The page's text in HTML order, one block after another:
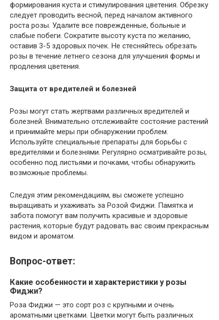
формирования куста и стимулирования цветения. Обрезку
следует проводить весной, перед началом активного
роста розы. Удалите все поврежденные, больные и
слабые побеги. Сократите высоту куста по желанию,
оставив 3-5 здоровых почек. Не стесняйтесь обрезать
розы в течение летнего сезона для улучшения формы и
продления цветения.
Защита от вредителей и болезней
Розы могут стать жертвами различных вредителей и
болезней. Внимательно отслеживайте состояние растений
и принимайте меры при обнаружении проблем.
Используйте специальные препараты для борьбы с
вредителями и болезнями. Регулярно осматривайте розы,
особенно под листьями и почками, чтобы обнаружить
возможные проблемы.
Следуя этим рекомендациям, вы сможете успешно
выращивать и ухаживать за Розой Фиджи. Памятка и
забота помогут вам получить красивые и здоровые
растения, которые будут радовать вас своим прекрасным
видом и ароматом.
Вопрос-ответ:
Какие особенности и характеристики у розы
Фиджи?
Роза Фиджи — это сорт роз с крупными и очень
ароматными цветками. Цветки могут быть различных